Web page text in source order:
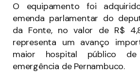
O equipamento foi
emenda parlamentar do
da Fonte, no valor de R$
representa um avanço
maior hospital público
emergência de Pernambuco.